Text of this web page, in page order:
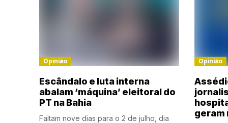
Opinião
Escândalo e luta interna
abalam ‘máquina’ eleitoral do
PT na Bahia
Faltam nove dias para o 2 de julho, dia
Opinião
geram